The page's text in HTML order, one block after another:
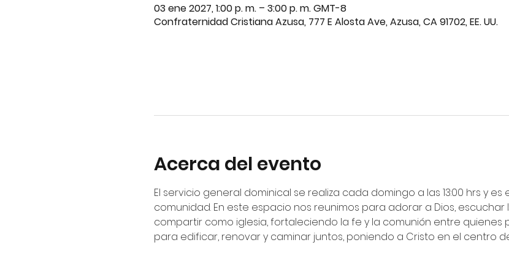
03 ene 2027, 1:00 p. m. – 3:00 p. m. GMT-8
Confraternidad Cristiana Azusa, 777 E Alosta Ave, Azusa, CA 91702, EE. UU.
Acerca del evento
El servicio general dominical se realiza cada domingo a las 13:00 hrs y
comunidad. En este espacio nos reunimos para adorar a Dios,
compartir como iglesia, fortaleciendo la fe y la comunión entre quienes
para edificar, renovar y caminar juntos, poniendo a Cristo en el centro